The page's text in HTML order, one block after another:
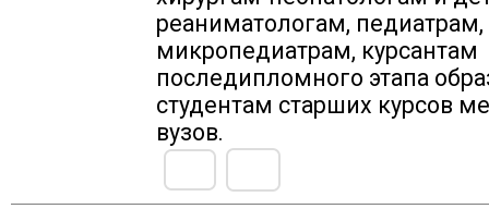
реаниматологам, педиатрам,
микропедиатрам, курсантам
последипломного этапа
студентам старших курсов
вузов.